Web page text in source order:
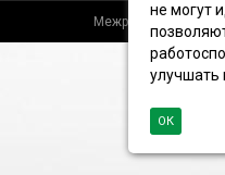
Межрегиональная
не могут
улучшать
ОК